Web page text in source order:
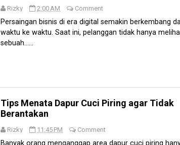
Rizky 2:00 AM Comment
Persaingan bisnis di era digital semakin berkembang
waktu ke waktu. Saat ini, pelanggan tidak hanya
sebuah......
Tips Menata Dapur Cuci Piring agar Tidak
Berantakan
Rizky 11:45 PM Comment
Banyak orang menganggap area dapur cuci piring